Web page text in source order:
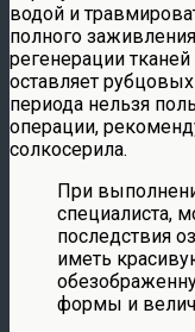
водой и
полного
регенерации
оставляет
периода нельзя
операции,
солкосерила.
При
специалиста,
последствия
иметь
формы и